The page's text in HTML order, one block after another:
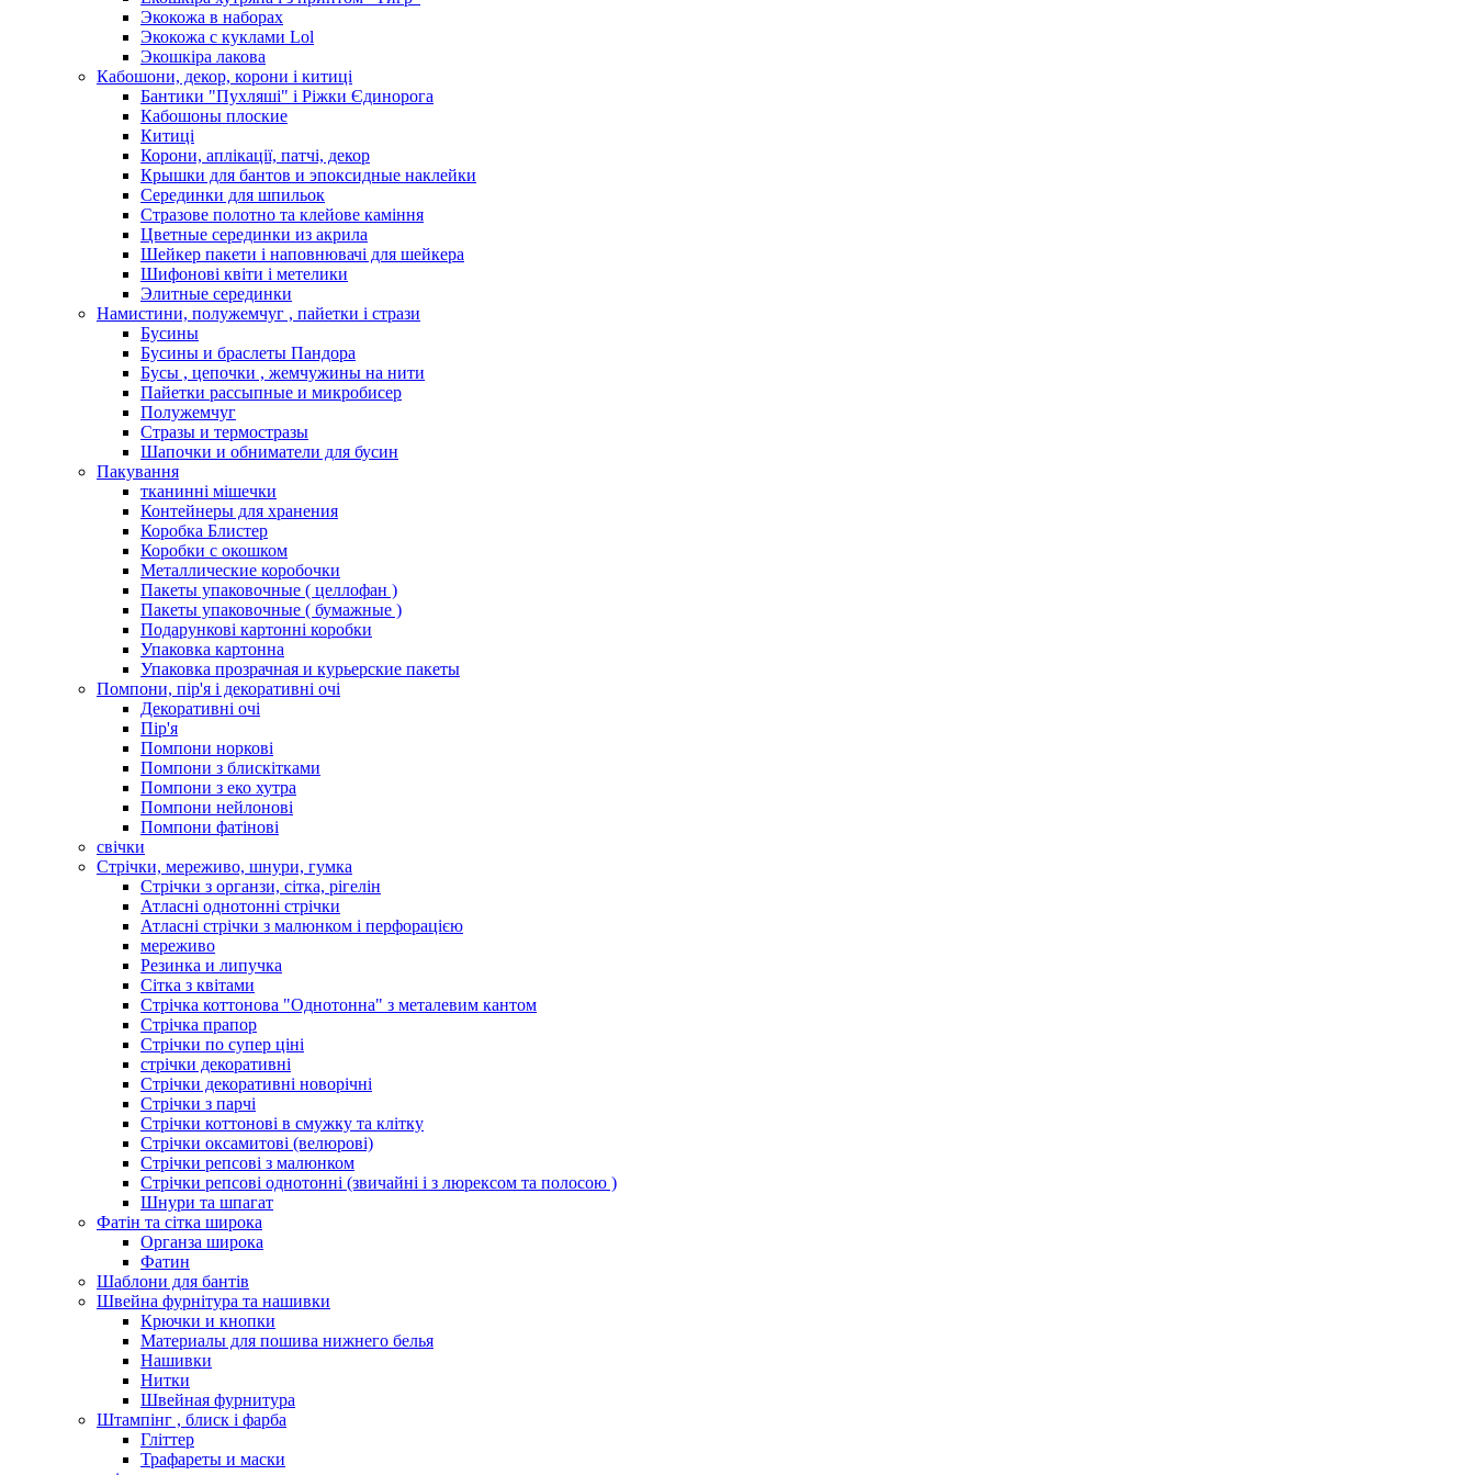
Экокожа в наборах
Экокожа с куклами Lol
Экошкiра лакова
Кабошони, декор, корони і китиці
Бантики "Пухляші" і Ріжки Єдинорога
Кабошоны плоские
Китиці
Корони, аплікації, патчі, декор
Крышки для бантов и эпоксидные наклейки
Серединки для шпильок
Стразове полотно та клейове каміння
Цветные серединки из акрила
Шейкер пакети і наповнювачі для шейкера
Шифонові квіти і метелики
Элитные серединки
Намистини, полужемчуг , пайетки і стрази
Бусины
Бусины и браслеты Пандора
Бусы , цепочки , жемчужины на нити
Пайетки рассыпные и микробисер
Полужемчуг
Стразы и термостразы
Шапочки и обниматели для бусин
Пакування
тканинні мішечки
Контейнеры для хранения
Коробка Блистер
Коробки с окошком
Металлические коробочки
Пакеты упаковочные ( целлофан )
Пакеты упаковочные ( бумажные )
Подарункові картонні коробки
Упаковка картонна
Упаковка прозрачная и курьерские пакеты
Помпони, пір'я і декоративні очі
Декоративні очі
Пір'я
Помпони норкові
Помпони з блискітками
Помпони з еко хутра
Помпони нейлонові
Помпони фатінові
свічки
Стрічки, мереживо, шнури, гумка
Стрічки з органзи, сітка, рігелін
Атласні однотонні стрічки
Атласні стрічки з малюнком і перфорацією
мереживо
Резинка и липучка
Сітка з квітами
Стрічка коттонова "Однотонна" з металевим кантом
Стрічка прапор
Стрічки по супер ціні
стрічки декоративні
Стрічки декоративні новорічні
Стрічки з парчі
Стрічки коттонові в смужку та клітку
Стрічки оксамитові (велюрові)
Стрічки репсові з малюнком
Стрічки репсові однотонні (звичайні і з люрексом та полосою )
Шнури та шпагат
Фатін та сітка широка
Органза широка
Фатин
Шаблони для бантів
Швейна фурнітура та нашивки
Крючки и кнопки
Материалы для пошива нижнего белья
Нашивки
Нитки
Швейная фурнитура
Штампінг , блиск і фарба
Гліттер
Трафареты и маски